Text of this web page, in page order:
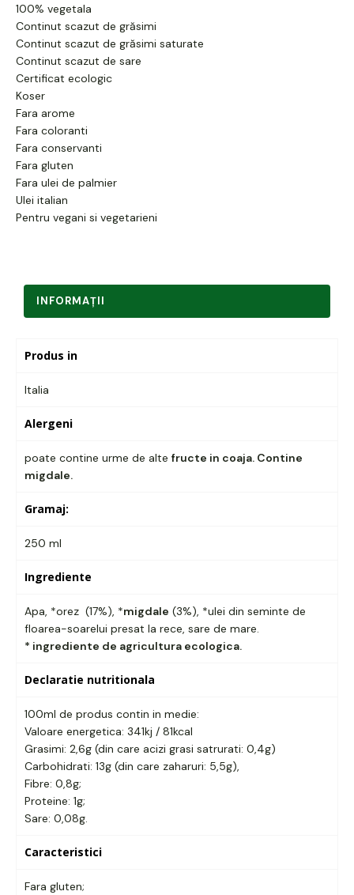
100% vegetala
Continut scazut de grăsimi
Continut scazut de grăsimi saturate
Continut scazut de sare
Certificat ecologic
Koser
Fara arome
Fara coloranti
Fara conservanti
Fara gluten
Fara ulei de palmier
Ulei italian
Pentru vegani si vegetarieni
INFORMAŢII
Produs in
Italia
Alergeni
poate contine urme de alte fructe in coaja. Contine
migdale.
Gramaj:
250 ml
Ingrediente
Apa, *orez (17%), *migdale (3%), *ulei din seminte de
floarea-soarelui presat la rece, sare de mare.
* ingrediente de agricultura ecologica.
Declaratie nutritionala
100ml de produs contin in medie:
Valoare energetica: 341kj / 81kcal
Grasimi: 2,6g (din care acizi grasi satrurati: 0,4g)
Carbohidrati: 13g (din care zaharuri: 5,5g),
Fibre: 0,8g;
Proteine: 1g;
Sare: 0,08g.
Caracteristici
Fara gluten;